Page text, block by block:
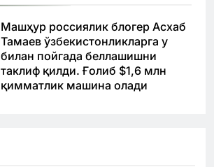
Машҳур россиялик блогер Асхаб
Тамаев ўзбекистонликларга у
билан пойгада беллашишни
таклиф қилди. Ғолиб $1,6 млн
қимматлик машина олади